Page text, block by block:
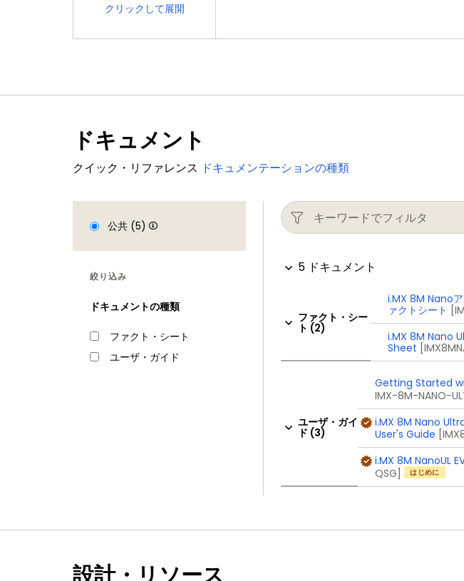
クリックして展開
ドキュメント
クイック・リファレンス ドキュメンテーションの種類
公共 (5)
絞り込み
ドキュメントの種類
ファクト・シート
ユーザ・ガイド
5 ドキュメント
ファクト・シー
ト (2)
i.MX 8M Nano
ァクトシート
i.MX 8M Nano
Sheet
ユーザ・ガイ
ド (3)
Getting Started
IMX-8M-NANO-
i.MX 8M Nano
User's Guide
i.MX 8M NanoUL
QSG]
はじめに
設計・リソース